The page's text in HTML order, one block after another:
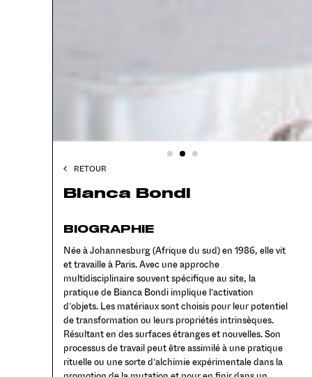
RETOUR
Bianca Bondi
BIOGRAPHIE
Née à Johannesburg (Afrique du sud) en 1986, elle vit
et travaille à Paris. Avec une approche
multidisciplinaire souvent spécifique au site, la
pratique de Bianca Bondi implique l’activation
d’objets. Les matériaux sont choisis pour leur potentiel
de transformation ou leurs propriétés intrinsèques.
Résultant en des surfaces étranges et nouvelles. Son
processus de travail peut être assimilé à une pratique
rituelle ou une sorte d’alchimie expérimentale dans la